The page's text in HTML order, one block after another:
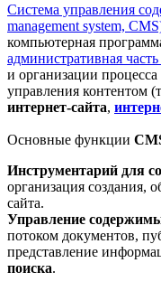
Система управления
management system,
компьютерная
административная часть
и организации
управления контентом
интернет-сайта,
Основные функции
Инструментарий для
организация создания,
сайта.
Управление
потоком документов,
представление
поиска.